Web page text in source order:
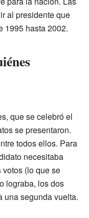
al presidente que
1995 hasta 2002.
que se celebró el
se presentaron.
todos ellos. Para
necesitaba
(lo que se
lograba, los dos
una segunda vuelta.